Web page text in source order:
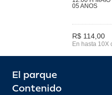
05 ANOS
R$ 114,00
En hasta 10X
El parque
Contenido